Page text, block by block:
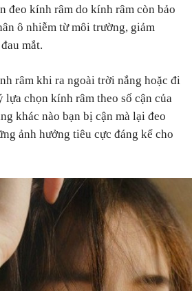
đeo kính râm do kính râm còn bảo
ô nhiễm từ môi trường, giảm
mắt.
râm khi ra ngoài trời nắng hoặc đi
lựa chọn kính râm theo số cận của
khác nào bạn bị cận mà lại đeo
ảnh hưởng tiêu cực đáng kể cho